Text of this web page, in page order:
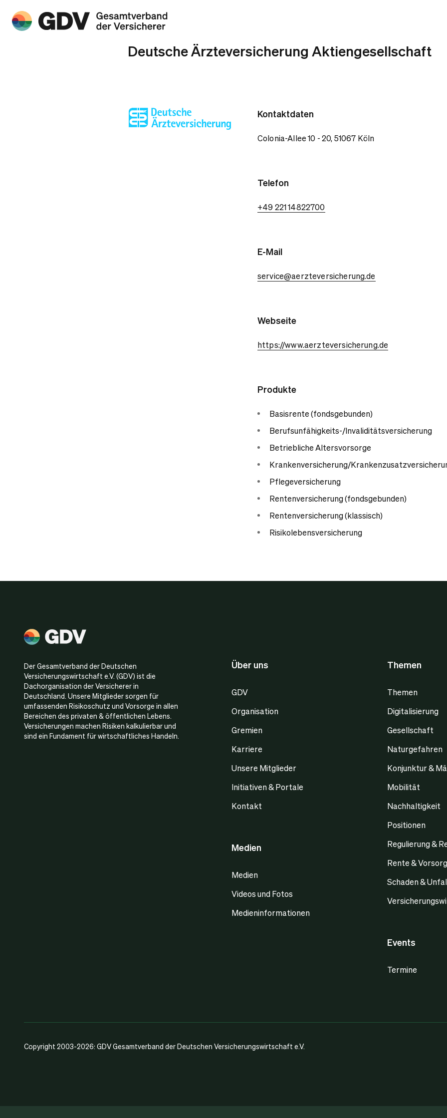
Deutsche Ärzteversicherung Aktiengesellschaft
Kontaktdaten
Colonia-Allee 10 - 20, 51067 Köln
Telefon
+49 221 14822700
E-Mail
service@aerzteversicherung.de
Webseite
https://www.aerzteversicherung.de
Produkte
Basisrente (fondsgebunden)
Berufsunfähigkeits-/Invaliditätsversicherung
Betriebliche Altersvorsorge
Krankenversicherung/
Pflegeversicherung
Rentenversicherung (fondsgebunden)
Rentenversicherung (klassisch)
Risikolebensversicherung
Der Gesamtverband der Deutschen
Versicherungswirtschaft e.V. (GDV) ist die
Dachorganisation der Versicherer in
Deutschland. Unsere Mitglieder sorgen für
umfassenden Risikoschutz und Vorsorge in allen
Bereichen des privaten & öffentlichen Lebens.
Versicherungen machen Risiken kalkulierbar und
sind ein Fundament für wirtschaftliches Handeln.
Über uns
GDV
Organisation
Gremien
Karriere
Unsere Mitglieder
Initiativen & Portale
Kontakt
Medien
Medien
Videos und Fotos
Medieninformationen
Themen
Themen
Digitalisierung
Gesellschaft
Naturgefahren
Konjunktur &
Mobilität
Nachhaltigkeit
Positionen
Regulierung &
Rente &
Schaden &
Events
Termine
Copyright 2003-2026: GDV Gesamtverband der Deutschen Versicherungswirtschaft e.V.